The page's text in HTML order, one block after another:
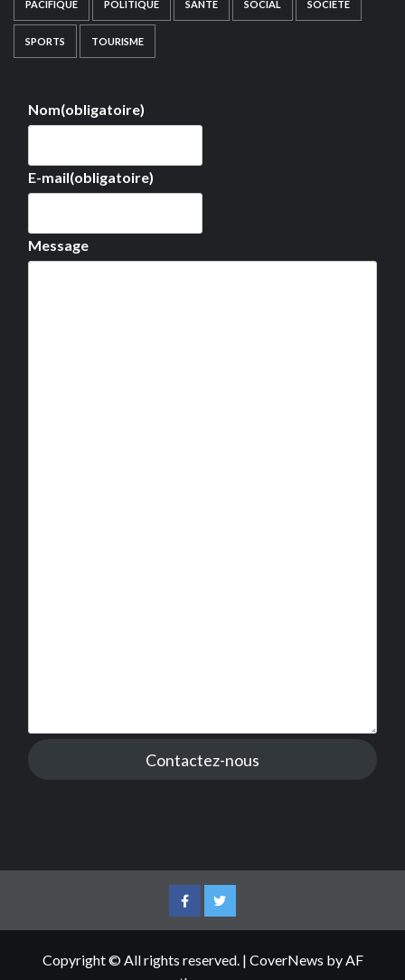
PACIFIQUE POLITIQUE SANTÉ SOCIAL SOCIÉTÉ
SPORTS TOURISME
Nom(obligatoire)
E-mail(obligatoire)
Message
Contactez-nous
FacebookTwitter
Copyright © All rights reserved. | CoverNews by AF